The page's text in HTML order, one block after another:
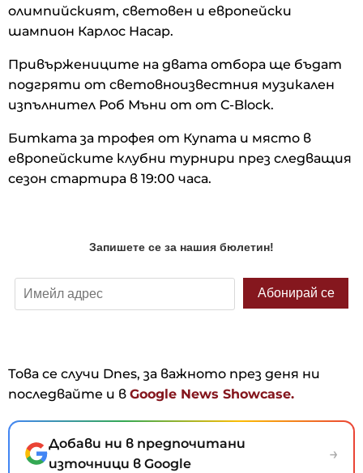
олимпийският, световен и европейски
шампион Карлос Насар.
Привържениците на двата отбора ще бъдат
подгряти от световноизвестния музикален
изпълнител Роб Мъни от от C-Block.
Битката за трофея от Купата и място в
европейските клубни турнири през следващия
сезон стартира в 19:00 часа.
Това се случи Dnes, за важното през деня ни
последвайте и в Google News Showcase.
Добави ни в предпочитани
източници в Google
→